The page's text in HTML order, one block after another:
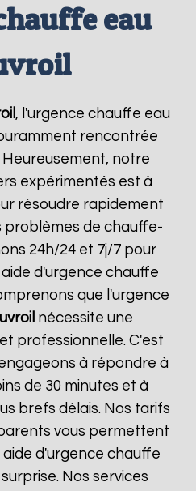
eau
, l'urgence chauffe eau
rencontrée
notre
expérimentés est à
résoudre rapidement
problèmes de chauffe-
24h/24 et 7j/7 pour
d'urgence chauffe
que l'urgence
nécessite une
professionnelle. C'est
à répondre à
de 30 minutes et à
brefs délais. Nos tarifs
vous permettent
d'urgence chauffe
Nos services